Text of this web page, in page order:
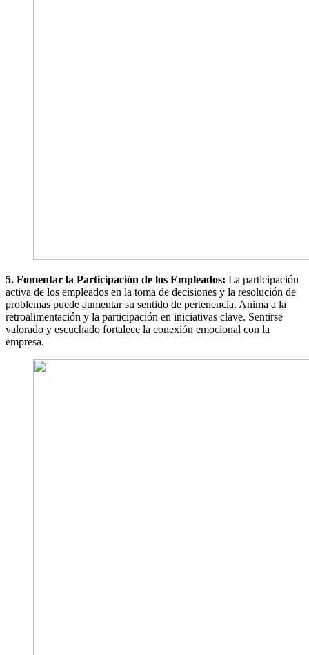
5. Fomentar la Participación de los Empleados: La participación
activa de los empleados en la toma de decisiones y la resolución de
problemas puede aumentar su sentido de pertenencia. Anima a la
retroalimentación y la participación en iniciativas clave. Sentirse
valorado y escuchado fortalece la conexión emocional con la
empresa.